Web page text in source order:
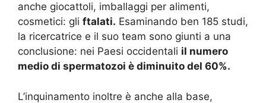
anche giocattoli, imballaggi per alimenti,
cosmetici: gli ftalati. Esaminando ben 185 studi,
la ricercatrice e il suo team sono giunti a una
conclusione: nei Paesi occidentali il numero
medio di spermatozoi è diminuito del 60%.
L’inquinamento inoltre è anche alla base,